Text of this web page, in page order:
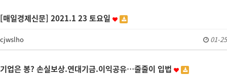
[매일경제신문] 2021.1 23 토요일
cjwslho 01-25
기업은 봉? 손실보상.연대기금.이익공유…줄줄이 입법